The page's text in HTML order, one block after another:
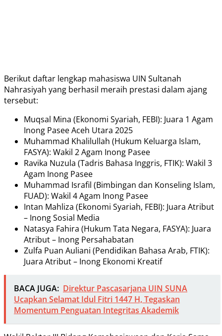
Berikut daftar lengkap mahasiswa UIN Sultanah
Nahrasiyah yang berhasil meraih prestasi dalam ajang
tersebut:
Muqsal Mina (Ekonomi Syariah, FEBI): Juara 1 Agam
Inong Pasee Aceh Utara 2025
Muhammad Khalilullah (Hukum Keluarga Islam,
FASYA): Wakil 2 Agam Inong Pasee
Ravika Nuzula (Tadris Bahasa Inggris, FTIK): Wakil 3
Agam Inong Pasee
Muhammad Israfil (Bimbingan dan Konseling Islam,
FUAD): Wakil 4 Agam Inong Pasee
Intan Mahliza (Ekonomi Syariah, FEBI): Juara Atribut
– Inong Sosial Media
Natasya Fahira (Hukum Tata Negara, FASYA): Juara
Atribut – Inong Persahabatan
Zulfa Puan Auliani (Pendidikan Bahasa Arab, FTIK):
Juara Atribut – Inong Ekonomi Kreatif
BACA JUGA: Direktur Pascasarjana UIN SUNA
Ucapkan Selamat Idul Fitri 1447 H, Tegaskan
Momentum Penguatan Integritas Akademik